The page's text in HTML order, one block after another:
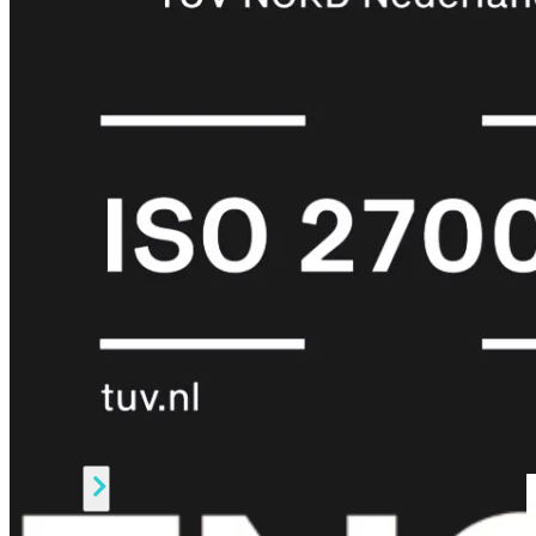
ProtectionEnterprise
Service
bekijken
FortiCareSecurity
BundelsSOC
a